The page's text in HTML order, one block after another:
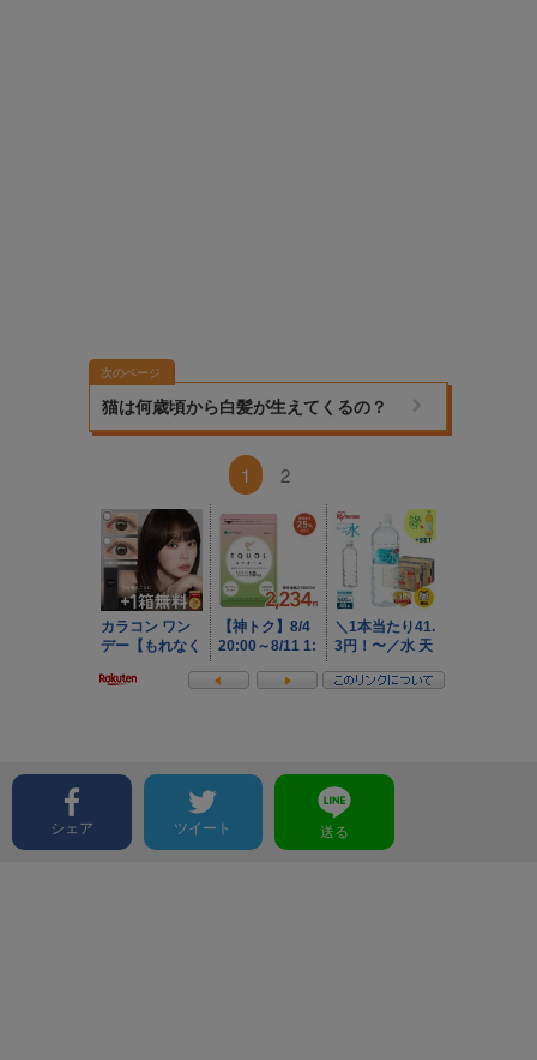
次のページ
猫は何歳頃から白髪が生えてくるの？
1 2
シェア ツイート 送る